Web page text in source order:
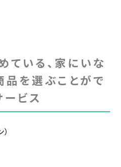
ている、家にいな
品を選ぶことがで
ービス